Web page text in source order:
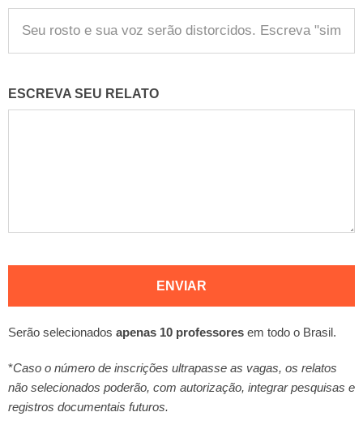
ESCREVA SEU RELATO
ENVIAR
Serão selecionados apenas 10 professores em todo o Brasil.
*Caso o número de inscrições ultrapasse as vagas, os relatos
não selecionados poderão, com autorização, integrar pesquisas e
registros documentais futuros.